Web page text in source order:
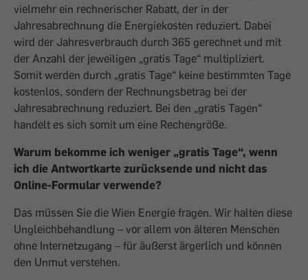
vielmehr ein rechnerischer Rabatt, der in der
Jahresabrechnung die Energiekosten reduziert. Dabei
wird der Jahresverbrauch durch 365 gerechnet und mit
der Anzahl der jeweiligen „gratis Tage“ multipliziert.
Somit werden durch „gratis Tage“ keine bestimmten Tage
kostenlos, sondern der Rechnungsbetrag bei der
Jahresabrechnung reduziert. Bei den „gratis Tagen“
handelt es sich somit um eine Rechengröße.
Warum bekomme ich weniger „gratis Tage“, wenn
ich die Antwortkarte zurücksende und nicht das
Online-Formular verwende?
Das müssen Sie die Wien Energie fragen. Wir halten diese
Ungleichbehandlung – vor allem von älteren Menschen
ohne Internetzugang – für äußerst ärgerlich und können
den Unmut verstehen.